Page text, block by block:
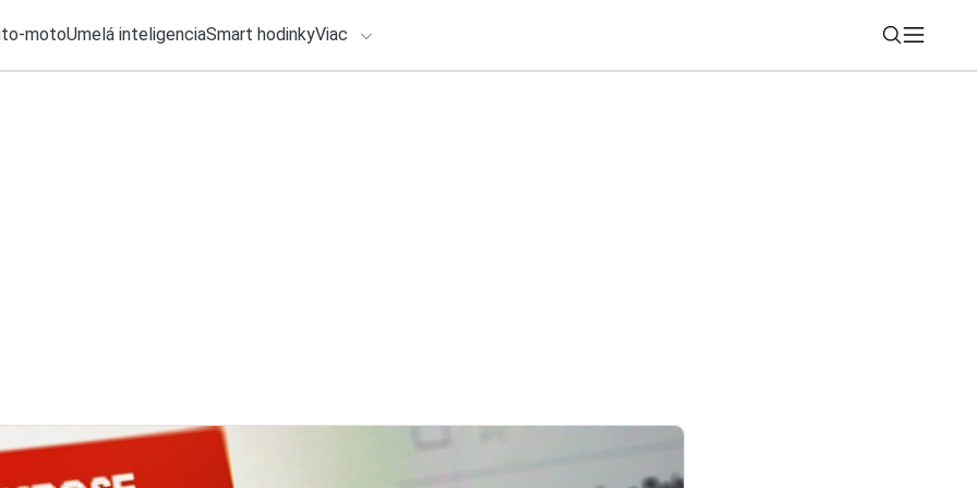
motoUmelá inteligenciaSmart hodinkyViac